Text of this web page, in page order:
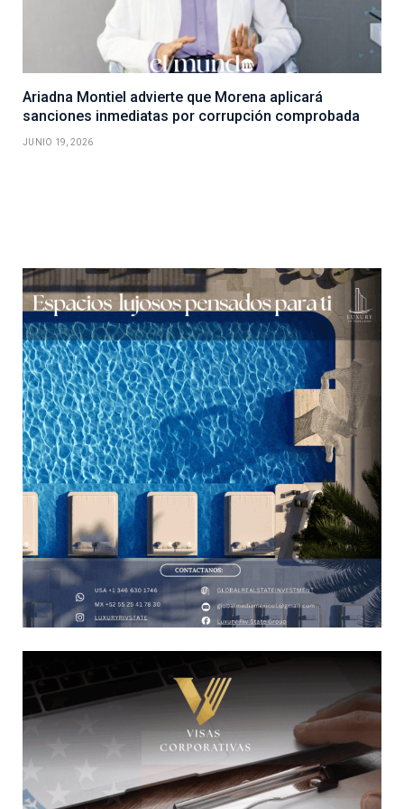
Ariadna Montiel advierte que Morena aplicará
sanciones inmediatas por corrupción comprobada
JUNIO 19, 2026